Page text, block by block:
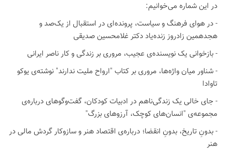
در این شماره می‌خوانیم:
- در هوای فرهنگ و سیاست، پرونده‌ای در استقبال از یک‌صد و
هجدهمین زادروز زنده‌یاد دکتر غلامحسین صدیقی
- بازخوانی یک نویسنده‌ی عجیب، مروری بر زندگی و کار ناصر ایرانی
- شناور میان واژه‌ها، مروری بر کتاب "ارواح ملیت ندارند" نوشته‌ی یوکو
تاوادا
- جای خالی یک زندگی‌ناهم در ادبیات کودکان، گفت‌وگوهای درباره‌ی
مجموعه‌ی "انسان‌های کوچک، آرزوهای بزرگ"
- بدونِ تاریخ، بدونِ انقضا؛ درباره‌ی اقتصاد هنر و سازوکار گردش مالی در
هنر